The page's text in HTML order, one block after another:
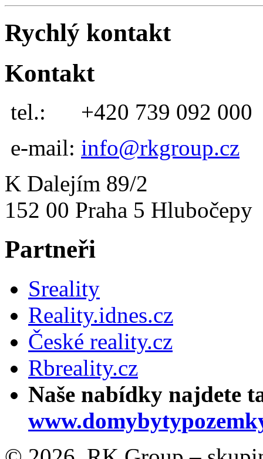
Rychlý kontakt
Kontakt
tel.: +420 739 092 000
e-mail: info@rkgroup.cz
K Dalejím 89/2
152 00 Praha 5 Hlubočepy
Partneři
Sreality
Reality.idnes.cz
České reality.cz
Rbreality.cz
Naše nabídky najdete